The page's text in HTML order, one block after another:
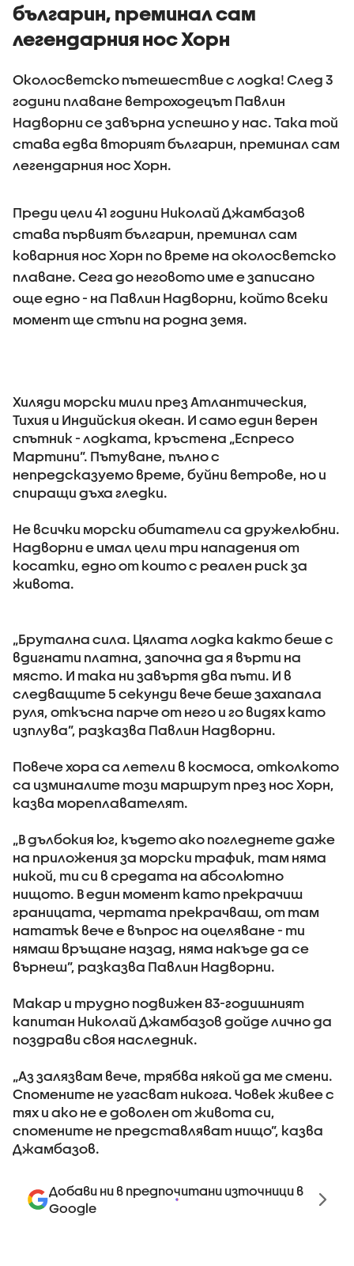
българин, преминал сам
легендарния нос Хорн
Околосветско пътешествие с лодка! След 3
години плаване ветроходецът Павлин
Надворни се завърна успешно у нас. Така той
става едва вторият българин, преминал сам
легендарния нос Хорн.
Преди цели 41 години Николай Джамбазов
става първият българин, преминал сам
коварния нос Хорн по време на околосветско
плаване. Сега до неговото име е записано
още едно - на Павлин Надворни, който всеки
момент ще стъпи на родна земя.
Хиляди морски мили през Атлантическия,
Тихия и Индийския океан. И само един верен
спътник - лодката, кръстена „Еспресо
Мартини”. Пътуване, пълно с
непредсказуемо време, буйни ветрове, но и
спиращи дъха гледки.
Не всички морски обитатели са дружелюбни.
Надворни е имал цели три нападения от
косатки, едно от които с реален риск за
живота.
„Брутална сила. Цялата лодка както беше с
вдигнати платна, започна да я върти на
място. И така ни завъртя два пъти. И в
следващите 5 секунди вече беше захапала
руля, откъсна парче от него и го видях като
изплува”, разказва Павлин Надворни.
Повече хора са летели в космоса, отколкото
са изминалите този маршрут през нос Хорн,
казва мореплавателят.
„В дълбокия юг, където ако погледнете даже
на приложения за морски трафик, там няма
никой, ти си в средата на абсолютно
нищото. В един момент като прекрачиш
границата, чертата прекрачваш, от там
нататък вече е въпрос на оцеляване - ти
нямаш връщане назад, няма накъде да се
върнеш”, разказва Павлин Надворни.
Макар и трудно подвижен 83-годишният
капитан Николай Джамбазов дойде лично да
поздрави своя наследник.
„Аз залязвам вече, трябва някой да ме смени.
Спомените не угасват никога. Човек живее с
тях и ако не е доволен от живота си,
спомените не представляват нищо”, казва
Джамбазов.
Добави ни в предпочитани източници в
Google